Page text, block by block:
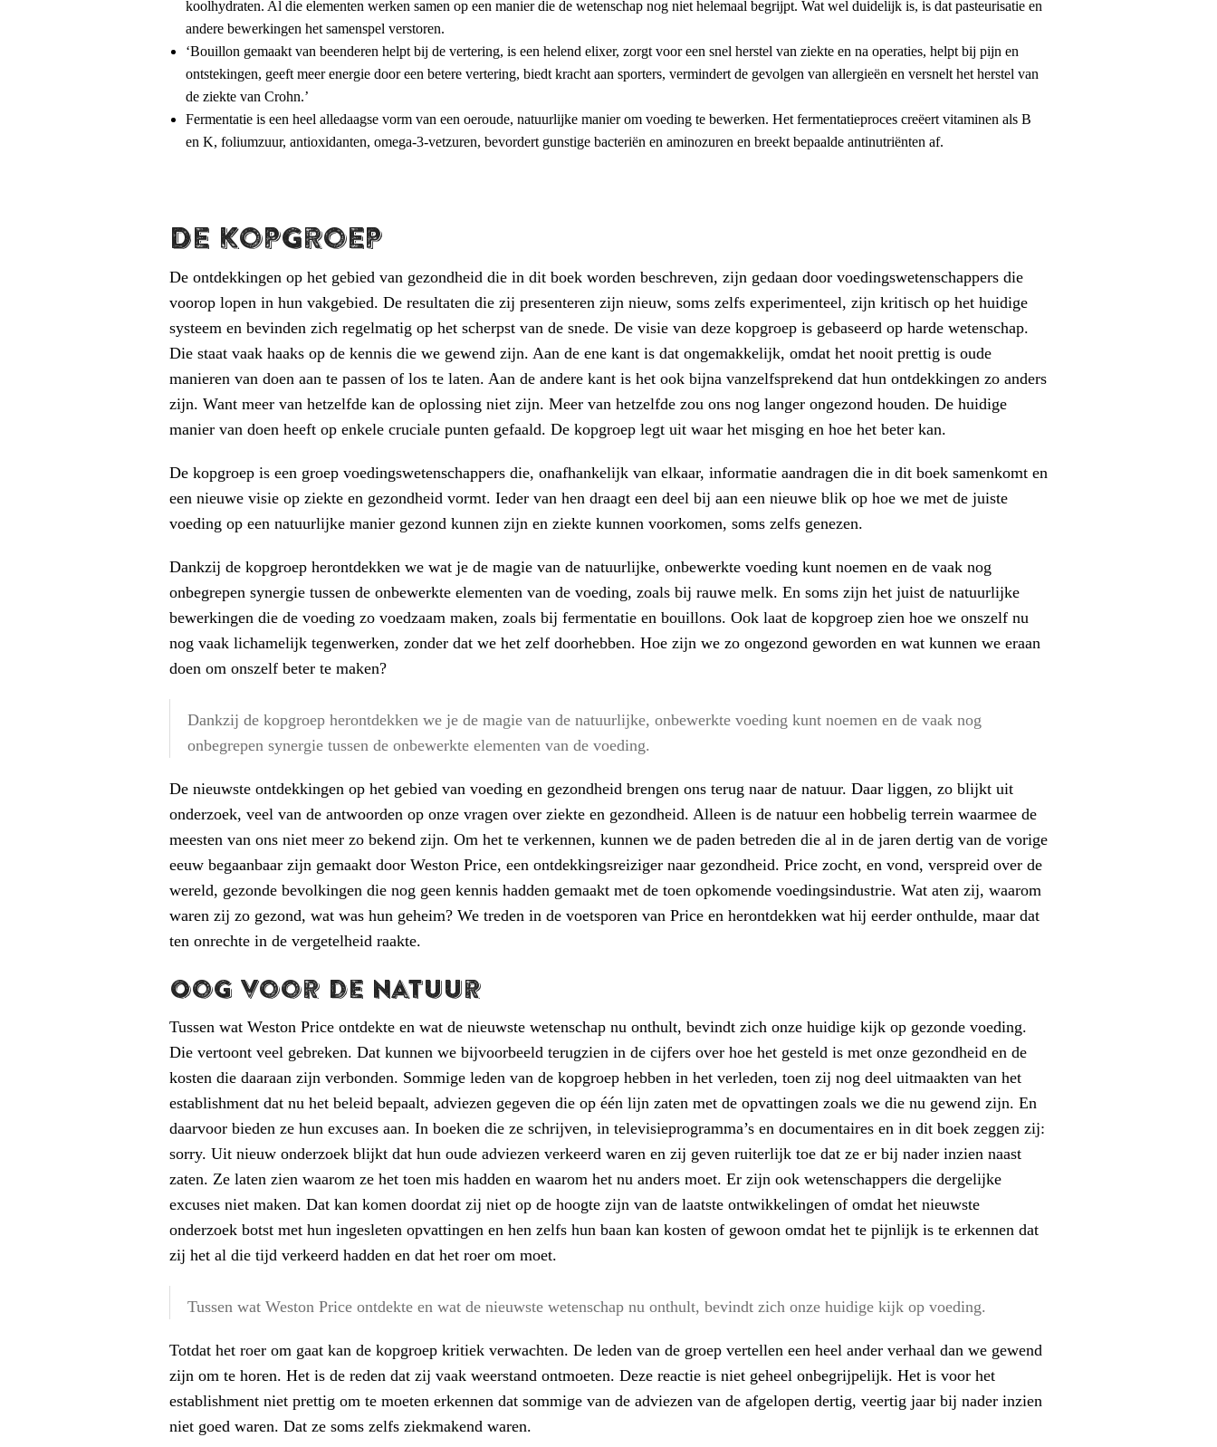
koolhydraten. Al die elementen werken samen op een manier die de wetenschap nog niet helemaal begrijpt. Wat wel duidelijk is, is dat pasteurisatie en
andere bewerkingen het samenspel verstoren.
‘Bouillon gemaakt van beenderen helpt bij de vertering, is een helend elixer, zorgt voor een snel herstel van ziekte en na operaties, helpt bij pijn en
ontstekingen, geeft meer energie door een betere vertering, biedt kracht aan sporters, vermindert de gevolgen van allergieën en versnelt het herstel van
de ziekte van Crohn.’
Fermentatie is een heel alledaagse vorm van een oeroude, natuurlijke manier om voeding te bewerken. Het fermentatieproces creëert vitaminen als B
en K, foliumzuur, antioxidanten, omega-3-vetzuren, bevordert gunstige bacteriën en aminozuren en breekt bepaalde antinutriënten af.
De kopgroep
De ontdekkingen op het gebied van gezondheid die in dit boek worden beschreven, zijn gedaan door voedingswetenschappers die
voorop lopen in hun vakgebied. De resultaten die zij presenteren zijn nieuw, soms zelfs experimenteel, zijn kritisch op het huidige
systeem en bevinden zich regelmatig op het scherpst van de snede. De visie van deze kopgroep is gebaseerd op harde wetenschap.
Die staat vaak haaks op de kennis die we gewend zijn. Aan de ene kant is dat ongemakkelijk, omdat het nooit prettig is oude
manieren van doen aan te passen of los te laten. Aan de andere kant is het ook bijna vanzelfsprekend dat hun ontdekkingen zo anders
zijn. Want meer van hetzelfde kan de oplossing niet zijn. Meer van hetzelfde zou ons nog langer ongezond houden. De huidige
manier van doen heeft op enkele cruciale punten gefaald. De kopgroep legt uit waar het misging en hoe het beter kan.
De kopgroep is een groep voedingswetenschappers die, onafhankelijk van elkaar, informatie aandragen die in dit boek samenkomt en
een nieuwe visie op ziekte en gezondheid vormt. Ieder van hen draagt een deel bij aan een nieuwe blik op hoe we met de juiste
voeding op een natuurlijke manier gezond kunnen zijn en ziekte kunnen voorkomen, soms zelfs genezen.
Dankzij de kopgroep herontdekken we wat je de magie van de natuurlijke, onbewerkte voeding kunt noemen en de vaak nog
onbegrepen synergie tussen de onbewerkte elementen van de voeding, zoals bij rauwe melk. En soms zijn het juist de natuurlijke
bewerkingen die de voeding zo voedzaam maken, zoals bij fermentatie en bouillons. Ook laat de kopgroep zien hoe we onszelf nu
nog vaak lichamelijk tegenwerken, zonder dat we het zelf doorhebben. Hoe zijn we zo ongezond geworden en wat kunnen we eraan
doen om onszelf beter te maken?
Dankzij de kopgroep herontdekken we je de magie van de natuurlijke, onbewerkte voeding kunt noemen en de vaak nog
onbegrepen synergie tussen de onbewerkte elementen van de voeding.
De nieuwste ontdekkingen op het gebied van voeding en gezondheid brengen ons terug naar de natuur. Daar liggen, zo blijkt uit
onderzoek, veel van de antwoorden op onze vragen over ziekte en gezondheid. Alleen is de natuur een hobbelig terrein waarmee de
meesten van ons niet meer zo bekend zijn. Om het te verkennen, kunnen we de paden betreden die al in de jaren dertig van de vorige
eeuw begaanbaar zijn gemaakt door Weston Price, een ontdekkingsreiziger naar gezondheid. Price zocht, en vond, verspreid over de
wereld, gezonde bevolkingen die nog geen kennis hadden gemaakt met de toen opkomende voedingsindustrie. Wat aten zij, waarom
waren zij zo gezond, wat was hun geheim? We treden in de voetsporen van Price en herontdekken wat hij eerder onthulde, maar dat
ten onrechte in de vergetelheid raakte.
Oog voor de natuur
Tussen wat Weston Price ontdekte en wat de nieuwste wetenschap nu onthult, bevindt zich onze huidige kijk op gezonde voeding.
Die vertoont veel gebreken. Dat kunnen we bijvoorbeeld terugzien in de cijfers over hoe het gesteld is met onze gezondheid en de
kosten die daaraan zijn verbonden. Sommige leden van de kopgroep hebben in het verleden, toen zij nog deel uitmaakten van het
establishment dat nu het beleid bepaalt, adviezen gegeven die op één lijn zaten met de opvattingen zoals we die nu gewend zijn. En
daarvoor bieden ze hun excuses aan. In boeken die ze schrijven, in televisieprogramma’s en documentaires en in dit boek zeggen zij:
sorry. Uit nieuw onderzoek blijkt dat hun oude adviezen verkeerd waren en zij geven ruiterlijk toe dat ze er bij nader inzien naast
zaten. Ze laten zien waarom ze het toen mis hadden en waarom het nu anders moet. Er zijn ook wetenschappers die dergelijke
excuses niet maken. Dat kan komen doordat zij niet op de hoogte zijn van de laatste ontwikkelingen of omdat het nieuwste
onderzoek botst met hun ingesleten opvattingen en hen zelfs hun baan kan kosten of gewoon omdat het te pijnlijk is te erkennen dat
zij het al die tijd verkeerd hadden en dat het roer om moet.
Tussen wat Weston Price ontdekte en wat de nieuwste wetenschap nu onthult, bevindt zich onze huidige kijk op voeding.
Totdat het roer om gaat kan de kopgroep kritiek verwachten. De leden van de groep vertellen een heel ander verhaal dan we gewend
zijn om te horen. Het is de reden dat zij vaak weerstand ontmoeten. Deze reactie is niet geheel onbegrijpelijk. Het is voor het
establishment niet prettig om te moeten erkennen dat sommige van de adviezen van de afgelopen dertig, veertig jaar bij nader inzien
niet goed waren. Dat ze soms zelfs ziekmakend waren.